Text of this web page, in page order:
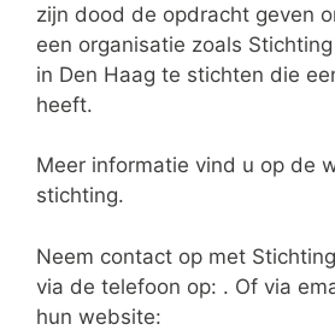
zijn dood de opdracht geven
een organisatie zoals
in Den Haag te stichten die
heeft.
Meer informatie vind u op de
stichting.
Neem contact op met
via de telefoon op: . Of via
hun website: